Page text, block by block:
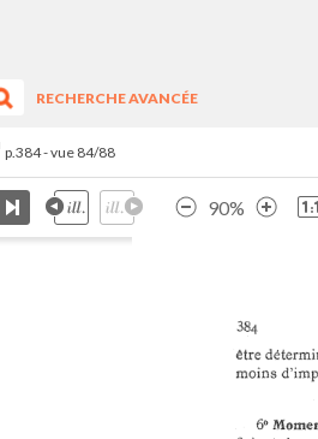
RECHERCHE AVANCÉE
p.384 - vue 84/88
90%